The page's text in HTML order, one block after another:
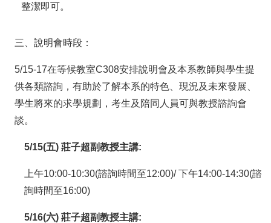
整潔即可。
三、說明會時段：
5/15-17在等候教室C308安排說明會及本系教師與學生提
供各類諮詢，有助於了解本系的特色、現況及未來發展、
學生將來的求學規劃，考生及陪同人員可與教授諮詢會
談。
5/15(五) 莊子超副教授主講:
上午10:00-10:30(諮詢時間至12:00)/ 下午14:00-14:30(諮
詢時間至16:00)
5/16(六) 莊子超副教授主講: